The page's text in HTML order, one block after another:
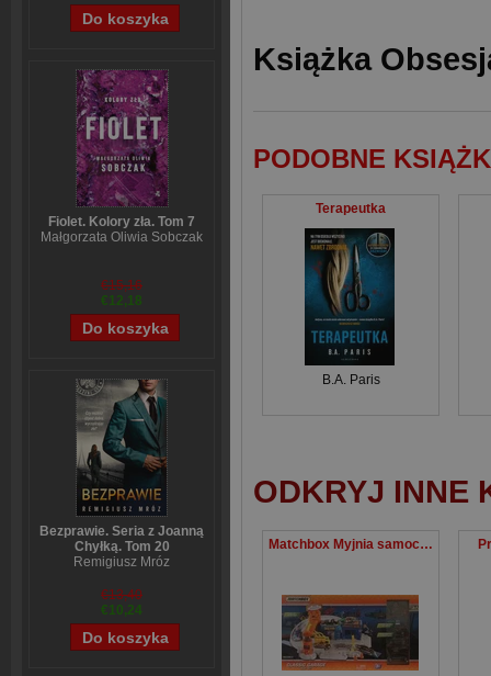
Fiolet. Kolory zła. Tom 7
Małgorzata Oliwia Sobczak
€15,16
€12,18
Bezprawie. Seria z Joanną
Chyłką. Tom 20
Remigiusz Mróz
€13,40
€10,24
Książka
PODOBNE
Terapeutka
B.A. Paris
ODKRYJ INNE
Matchbox Myjnia samochodowa + 5 autek